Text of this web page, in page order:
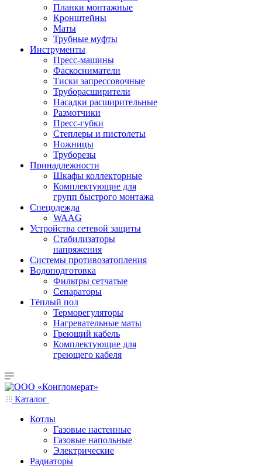
Планки монтажные
Кронштейны
Маты
Трубные муфты
Инструменты
Пресс-машины
Фаскосниматели
Тиски запрессовочные
Труборасширители
Насадки расширительные
Размотчики
Пресс-губки
Степлеры и пистолеты
Ножницы
Труборезы
Принадлежности
Шкафы коллекторные
Комплектующие для
групп быстрого монтажа
Спецодежда
WAAG
Устройства сетевой защиты
Стабилизаторы
напряжения
Системы противозатопления
Водоподготовка
Фильтры сетчатые
Сепараторы
Тёплый пол
Терморегуляторы
Нагревательные маты
Греющий кабель
Комплектующие для
греющего кабеля
Каталог
Котлы
Газовые настенные
Газовые напольные
Электрические
Радиаторы